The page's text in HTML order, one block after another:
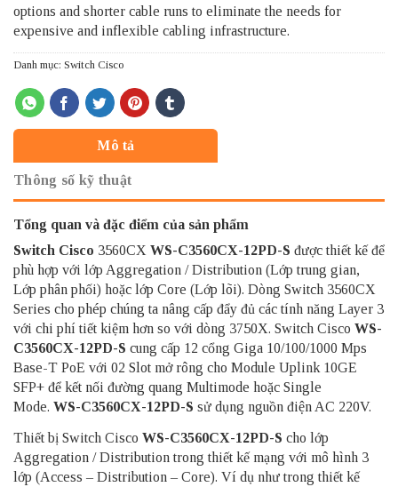
options and shorter cable runs to eliminate the needs for
expensive and inflexible cabling infrastructure.
Danh mục: Switch Cisco
Mô tả
Thông số kỹ thuật
Tổng quan và đặc điểm của sản phẩm
Switch Cisco 3560CX WS-C3560CX-12PD-S được thiết kế để
phù hợp với lớp Aggregation / Distribution (Lớp trung gian,
Lớp phân phối) hoặc lớp Core (Lớp lõi). Dòng Switch 3560CX
Series cho phép chúng ta nâng cấp đẩy đủ các tính năng Layer 3
với chi phí tiết kiệm hơn so với dòng 3750X. Switch Cisco WS-
C3560CX-12PD-S cung cấp 12 cổng Giga 10/100/1000 Mps
Base-T PoE với 02 Slot mở rông cho Module Uplink 10GE
SFP+ để kết nối đường quang Multimode hoặc Single
Mode. WS-C3560CX-12PD-S sử dụng nguồn điện AC 220V.
Thiết bị Switch Cisco WS-C3560CX-12PD-S cho lớp
Aggregation / Distribution trong thiết kế mạng với mô hình 3
lớp (Access – Distribution – Core). Ví dụ như trong thiết kế